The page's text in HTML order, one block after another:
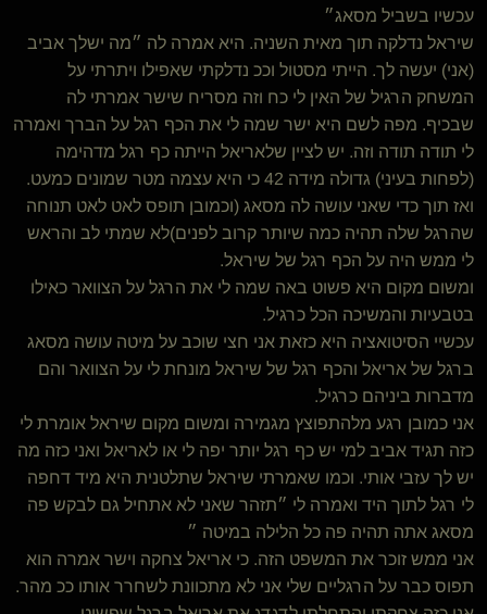
עכשיו בשביל מסאג״
שיראל נדלקה תוך מאית השניה. היא אמרה לה ״מה ישלך אביב
(אני) יעשה לך. הייתי מסטול וככ נדלקתי שאפילו ויתרתי על
המשחק הרגיל של האין לי כח וזה מסריח שישר אמרתי לה
שבכיף. מפה לשם היא ישר שמה לי את הכף רגל על הברך ואמרה
לי תודה תודה וזה. יש לציין שלאריאל הייתה כף רגל מדהימה
(לפחות בעיני) גדולה מידה 42 כי היא עצמה מטר שמונים כמעט.
ואז תוך כדי שאני עושה לה מסאג (וכמובן תופס לאט לאט תנוחה
שהרגל שלה תהיה כמה שיותר קרוב לפנים)לא שמתי לב והראש
לי ממש היה על הכף רגל של שיראל.
ומשום מקום היא פשוט באה שמה לי את הרגל על הצוואר כאילו
בטבעיות והמשיכה הכל כרגיל.
עכשיי הסיטואציה היא כזאת אני חצי שוכב על מיטה עושה מסאג
ברגל של אריאל והכף רגל של שיראל מונחת לי על הצוואר והם
מדברות ביניהם כרגיל.
אני כמובן רגע מלהתפוצץ מגמירה ומשום מקום שיראל אומרת לי
כזה תגיד אביב למי יש כף רגל יותר יפה לי או לאריאל ואני כזה מה
יש לך עזבי אותי. וכמו שאמרתי שיראל שתלטנית היא מיד דחפה
לי רגל לתוך היד ואמרה לי ״תזהר שאני לא אתחיל גם לבקש פה
מסאג אתה תהיה פה כל הלילה במיטה ״
אני ממש זוכר את המשפט הזה. כי אריאל צחקה וישר אמרה הוא
תפוס כבר על הרגליים שלי אני לא מתכוונת לשחרר אותו ככ מהר.